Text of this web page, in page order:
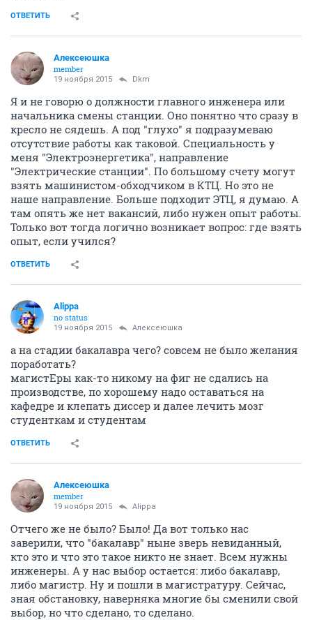
ОТВЕТИТЬ
Алексеюшка
member
19 ноября 2015 Dkm
Я и не говорю о должности главного инженера или
начальника смены станции. Оно понятно что сразу в
кресло не сядешь. А под "глухо" я подразумеваю
отсутствие работы как таковой. Специальность у
меня "Электроэнергетика", направление
"Электрические станции". По большому счету могут
взять машинистом-обходчиком в КТЦ. Но это не
наше направление. Больше подходит ЭТЦ, я думаю. А
там опять же нет вакансий, либо нужен опыт работы.
Только вот тогда логично возникает вопрос: где взять
опыт, если учился?
ОТВЕТИТЬ
Alippa
no status
19 ноября 2015 Алексеюшка
а на стадии бакалавра чего? совсем не было желания
поработать?
магистЕры как-то никому на фиг не сдались на
производстве, по хорошему надо оставаться на
кафедре и клепать диссер и далее лечить мозг
студенткам и студентам
ОТВЕТИТЬ
Алексеюшка
member
19 ноября 2015 Alippa
Отчего же не было? Было! Да вот только нас
заверили, что "бакалавр" ныне зверь невиданный,
кто это и что это такое никто не знает. Всем нужны
инженеры. А у нас выбор остается: либо бакалавр,
либо магистр. Ну и пошли в магистратуру. Сейчас,
зная обстановку, наверняка многие бы сменили свой
выбор, но что сделано, то сделано.